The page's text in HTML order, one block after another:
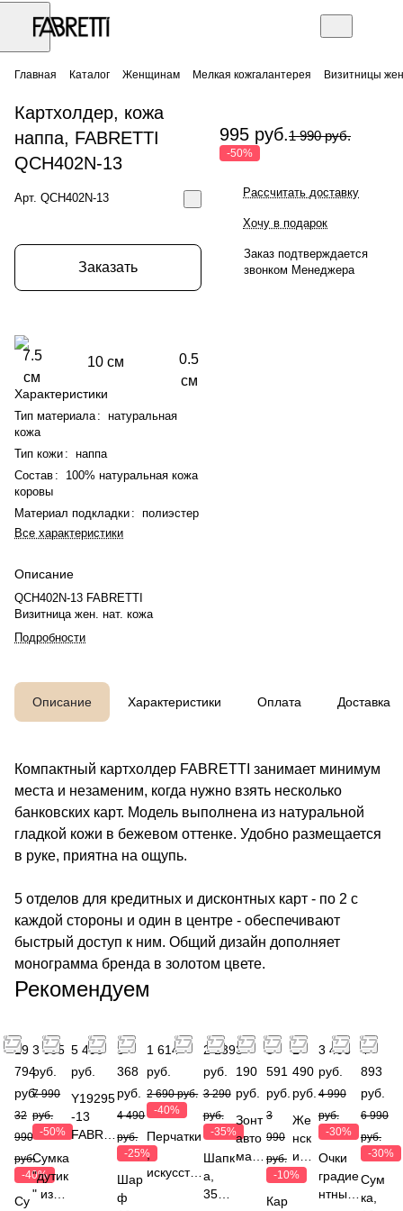
Главная Каталог Женщинам Мелкая кожгалантерея Визитницы
Картхолдер, кожа
наппа, FABRETTI
QCH402N-13
Арт. QCH402N-13
Заказать
10 см
0.5
см
7.5
см
Характеристики
Тип материала : натуральная
кожа
Тип кожи : наппа
Состав :
100% натуральная кожа
коровы
Материал подкладки : полиэстер
Все характеристики
Описание
QCH402N-13 FABRETTI
Визитница жен. нат. кожа
Подробности
995 руб.1 990 руб.
-50%
Рассчитать доставку
Хочу в подарок
Заказ подтверждается
звонком Менеджера
Описание Характеристики Оплата Доставка
Компактный картхолдер FABRETTI занимает минимум
места и незаменим, когда нужно взять несколько
банковских карт. Модель выполнена из натуральной
гладкой кожи в бежевом оттенке. Удобно размещается
в руке, приятна на ощупь.
5 отделов для кредитных и дисконтных карт - по 2 с
каждой стороны и один в центре - обеспечивают
быстрый доступ к ним. Общий дизайн дополняет
монограмма бренда в золотом цвете.
Рекомендуем
19
794
руб.
32
990
руб.
-40%
Су
3 995
руб.
7 990
руб.
-50%
Сумка
"дутик
" из
5 490
руб.
Y19295
-13
FABRE
3
368
руб.
4 490
руб.
-25%
Шар
ф
1 614
руб.
2 690 руб.
-40%
Перчатки
,
искусств
2 139
руб.
3 290
руб.
-35%
Шапк
а,
35%
3
190
руб.
Зонт
авто
мат,
3
591
руб.
3
990
руб.
-10%
Кар
1
490
руб.
Же
нск
ий
рем
3 493
руб.
4 990
руб.
-30%
Очки
градие
нтные,
4
893
руб.
6 990
руб.
-30%
Сум
ка,